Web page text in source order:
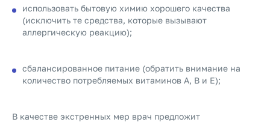
использовать бытовую химию хорошего качества
(исключить те средства, которые вызывают
аллергическую реакцию);
сбалансированное питание (обратить внимание на
количество потребляемых витаминов А, В и Е);
В качестве экстренных мер врач предложит